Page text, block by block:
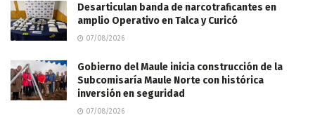
Desarticulan banda de narcotraficantes en
amplio Operativo en Talca y Curicó
07/08/2026
Gobierno del Maule inicia construcción de la
Subcomisaría Maule Norte con histórica
inversión en seguridad
07/08/2026